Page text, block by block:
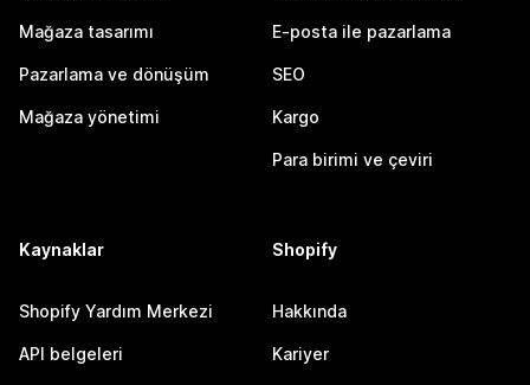
Mağaza tasarımı
Pazarlama ve dönüşüm
Mağaza yönetimi
E-posta ile pazarlama
SEO
Kargo
Para birimi ve çeviri
Kaynaklar
Shopify Yardım Merkezi
API belgeleri
Shopify
Hakkında
Kariyer